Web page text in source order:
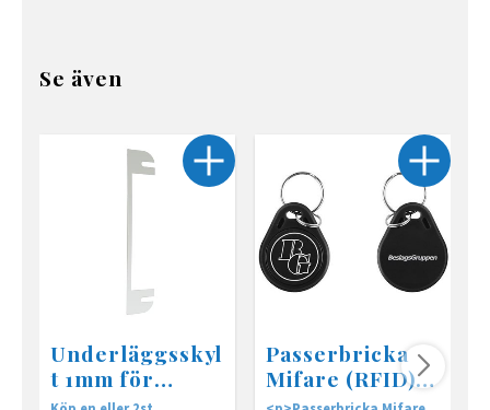
Se även
Underläggsskyl
t 1mm för
slutbleck
Passerbricka
Mifare (RFID)
till BG